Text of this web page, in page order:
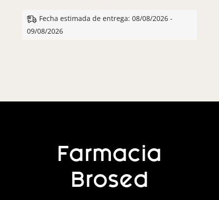
Fecha estimada de entrega: 08/08/2026 -
09/08/2026
Farmacia
Brosed